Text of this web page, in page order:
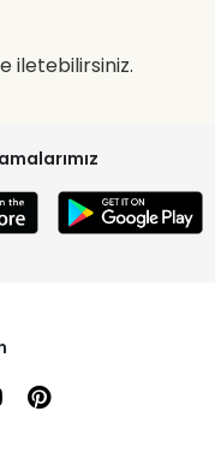
iletebilirsiniz.